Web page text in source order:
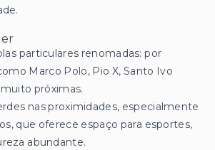
particulares renomadas: por
Marco Polo, Pio X, Santo Ivo
próximas.
nas proximidades, especialmente
que oferece espaço para esportes,
abundante.